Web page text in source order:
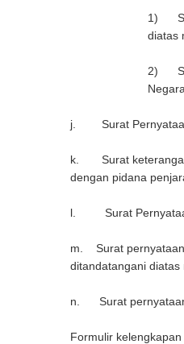
1)
diatas
2)
j. Surat Pernyataan
k. Surat keterangan
dengan pidana
l. Surat Pernyataan
m. Surat pernyataan
ditandatangani diatas
n. Surat pernyataan
Formulir